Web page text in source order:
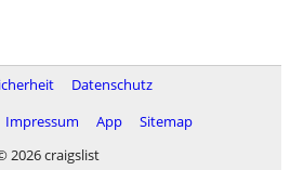
Datenschutz
Impressum App
Sitemap
2026 craigslist